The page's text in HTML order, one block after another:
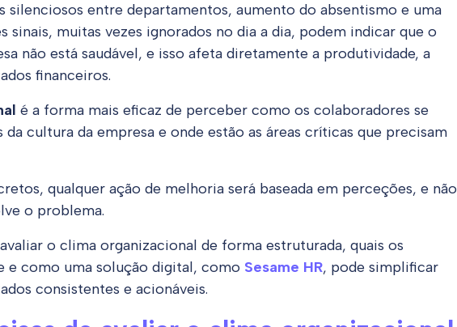
silenciosos entre departamentos, aumento do absentismo e uma
sinais, muitas vezes ignorados no dia a dia, podem indicar que o
não está saudável, e isso afeta diretamente a produtividade, a
financeiros.
é a forma mais eficaz de perceber como os colaboradores se
cultura da empresa e onde estão as áreas críticas que precisam
qualquer ação de melhoria será baseada em perceções, e não
o problema.
o clima organizacional de forma estruturada, quais os
e como uma solução digital, como Sesame HR, pode simplificar
consistentes e acionáveis.